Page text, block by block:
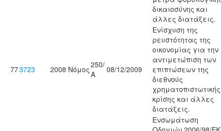
δικαιοσύνης και
άλλες διατάξεις.
773723 2008 Νόμος250/
Α
08/12/2009
Ενίσχυση της
ρευστότητας της
οικονομίας για την
αντιμετώπιση των
επιπτώσεων της
διεθνούς
χρηματοπιστωτικής
κρίσης και άλλες
διατάξεις.
Ενσωμάτωση